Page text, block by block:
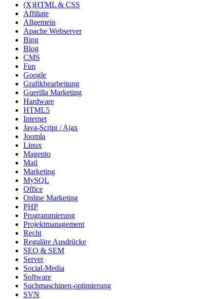
(X)HTML & CSS
Affiliate
Allgemein
Apache Webserver
Bing
Blog
CMS
Fun
Google
Grafikbearbeitung
Guerilla Marketing
Hardware
HTML5
Internet
Java-Script / Ajax
Joomla
Linux
Magento
Mail
Marketing
MySQL
Office
Online Marketing
PHP
Programmierung
Projektmanagement
Recht
Reguläre Ausdrücke
SEO & SEM
Server
Social-Media
Software
Suchmaschinen-optimierung
SVN